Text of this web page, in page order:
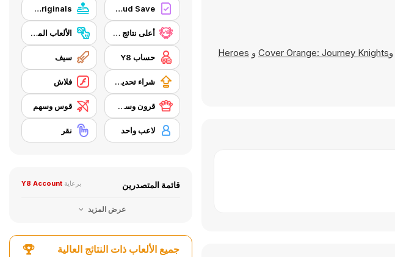
وCover Orange: Journey Knights و Heroes
Y8 Cloud Save
Y8 Originals
أعلى نتائج Y8 الألعاب المتزايدة بالتدريج (تعرف أيضًا بألعاب الكسالى أو ألعاب الناقرون أو ألعاب النقر) هي ألعاب فيديو يقوم فيها اللاعب بأداء أفعال بسيطة مثل النقر على الشاشة باستمرار لربح العملات النقدية. في بعض الألعاب يصبح حتى النقر غير ضروري إذ أن اللعبة تستمر في اللعب حتى في غياب اللاعب، لذلك تعد لعبة مونيكر "لعبة للكسالى"
حساب Y8 سيف
شراء تحديث المعدات فلاش
قرون وسطى قوس وسهم
لاعب واحد نقر
قائمة المتصدرين برعاية Y8 Account
عرض المزيد
جميع الألعاب ذات النتائج العالية